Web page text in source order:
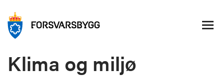
Klima og miljø